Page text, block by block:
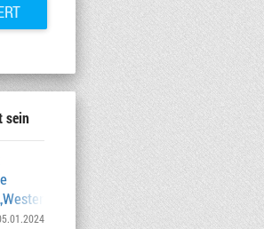
sein
Vibes“ vom